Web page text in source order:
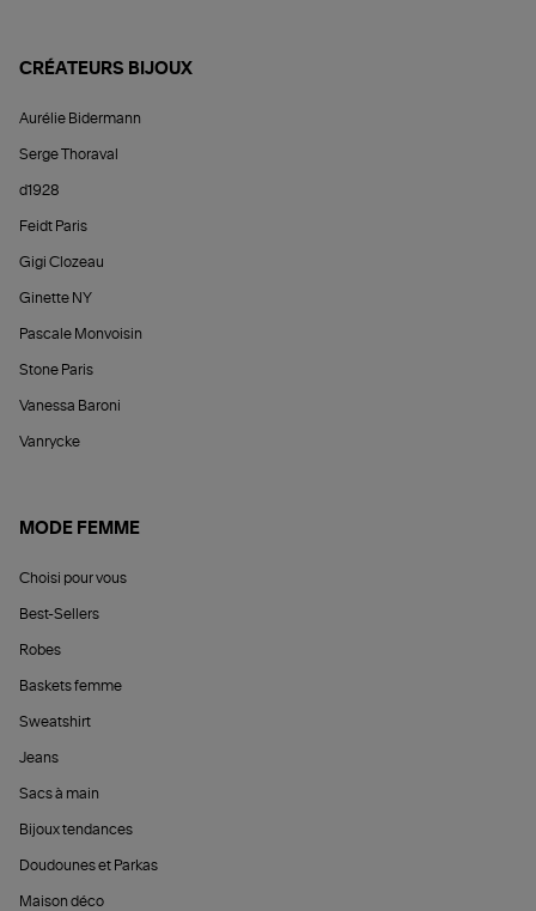
CRÉATEURS BIJOUX
Aurélie Bidermann
Serge Thoraval
d1928
Feidt Paris
Gigi Clozeau
Ginette NY
Pascale Monvoisin
Stone Paris
Vanessa Baroni
Vanrycke
MODE FEMME
Choisi pour vous
Best-Sellers
Robes
Baskets femme
Sweatshirt
Jeans
Sacs à main
Bijoux tendances
Doudounes et Parkas
Maison déco